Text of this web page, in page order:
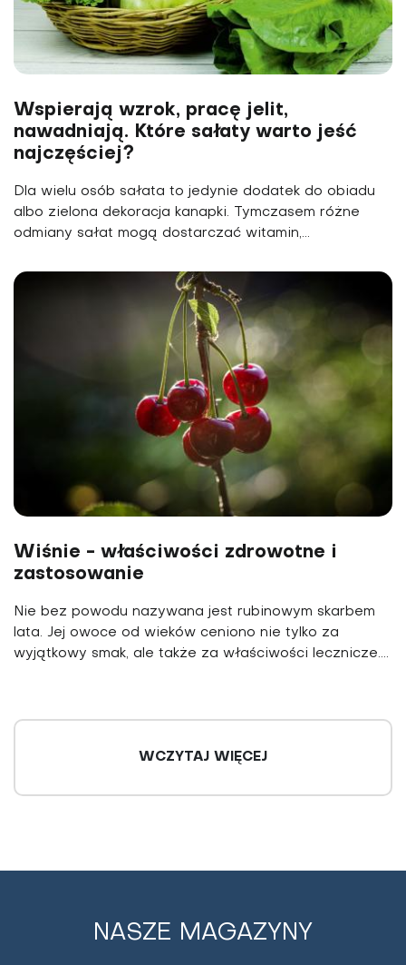
Wspierają wzrok, pracę jelit,
nawadniają. Które sałaty warto jeść
najczęściej?
Dla wielu osób sałata to jedynie dodatek do obiadu
albo zielona dekoracja kanapki. Tymczasem różne
odmiany sałat mogą dostarczać witamin,...
Wiśnie - właściwości zdrowotne i
zastosowanie
Nie bez powodu nazywana jest rubinowym skarbem
lata. Jej owoce od wieków ceniono nie tylko za
wyjątkowy smak, ale także za właściwości lecznicze....
WCZYTAJ WIĘCEJ
NASZE MAGAZYNY